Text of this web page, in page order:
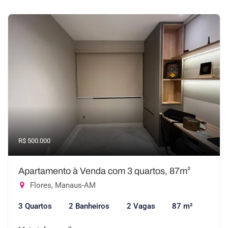
R$ 500.000
Apartamento à Venda com 3 quartos, 87m²
Flores, Manaus-AM
3 Quartos 2 Banheiros 2 Vagas 87 m²